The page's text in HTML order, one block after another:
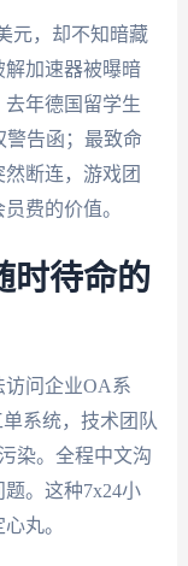
元，却不知暗藏
解加速器被曝暗
年德国留学生
警告函；最致命
断连，游戏团
费的价值。
时待命的
访问企业OA系
系统，技术团队
染。全程中文沟
。这种7x24小
丸。